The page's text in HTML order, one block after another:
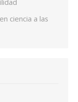
ciencia a las